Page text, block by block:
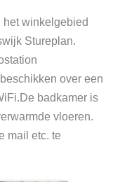
het winkelgebied
Stureplan.
over een
badkamer is
vloeren.
mail etc. te